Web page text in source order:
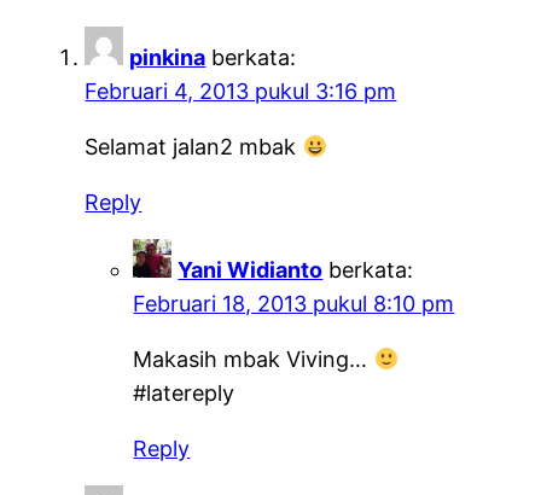
pinkina berkata:
Februari 4, 2013 pukul 3:16 pm
Selamat jalan2 mbak
Reply
Yani Widianto berkata:
Februari 18, 2013 pukul 8:10 pm
Makasih mbak Viving…
#latereply
Reply